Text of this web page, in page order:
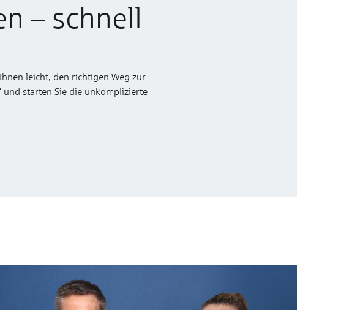
– schnell
leicht, den richtigen Weg zur
und starten Sie die unkomplizierte